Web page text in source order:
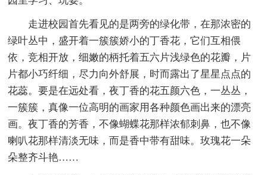
走进校园首先看见的是两旁的绿化带，在那浓密的
绿叶丛中，盛开着一簇簇娇小的丁香花，它们互相偎
依，竞相开放，细嫩的柄托着五六片浅绿色的花瓣，片
片都小巧纤细，尽力向外舒展，时而露出了星星点点的
花蕊。要是在远处看，夜丁香的花五颜六色，一丛丛，
一簇簇，真像一位高明的画家用各种颜色画出来的漂亮
画。夜丁香的芳香，不像蝴蝶花那样浓郁刺鼻，也不像
喇叭花那样清淡无味，而是香中带有甜味。玫瑰花一朵
朵整齐斗艳……